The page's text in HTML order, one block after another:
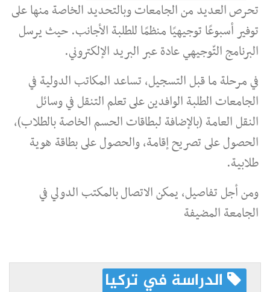
تحرص العديد من الجامعات وبالتحديد الخاصة منها على
توفير أسبوعًا توجيهيًا منظمًا للطلبة الأجانب. حيث يرسل
البرنامج التّوجيهي عادة عبر البريد الإلكتروني.
في مرحلة ما قبل التسجيل، تساعد المكاتب الدولية في
الجامعات الطلبة الوافدين على تعلم التنقل في وسائل
النقل العامة (بالإضافة لبطاقات الحسم الخاصة بالطلاب)،
الحصول على تصريح إقامة، والحصول على بطاقة هوية
طلابية.
ومن أجل تفاصيل، يمكن الاتصال بالمكتب الدولي في
الجامعة المضيفة
الدراسة في تركيا